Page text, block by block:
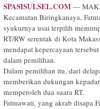
SPASISULSEL.COM —
Kecamatan Biringkanaya,
syukurnya usai terpilih
RT/RW serentak di Kota
mendapat kepercayaan
dalam pemilihan.
Dalam pemilihan itu, dari
memberikan dukungan
memperoleh dua suara RT.
Fatmawati, yang akrab disapa